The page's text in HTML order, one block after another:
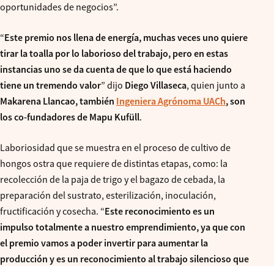
oportunidades de negocios”.
“Este premio nos llena de energía, muchas veces uno quiere
tirar la toalla por lo laborioso del trabajo, pero en estas
instancias uno se da cuenta de que lo que está haciendo
tiene un tremendo valor” dijo Diego Villaseca, quien junto a
Makarena Llancao, también Ingeniera Agrónoma UACh, son
los co-fundadores de Mapu Kufüll.
Laboriosidad que se muestra en el proceso de cultivo de
hongos ostra que requiere de distintas etapas, como: la
recolección de la paja de trigo y el bagazo de cebada, la
preparación del sustrato, esterilización, inoculación,
fructificación y cosecha. “Este reconocimiento es un
impulso totalmente a nuestro emprendimiento, ya que con
el premio vamos a poder invertir para aumentar la
producción y es un reconocimiento al trabajo silencioso que